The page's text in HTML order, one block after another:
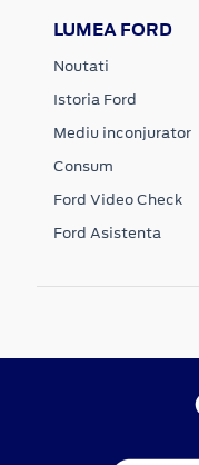
LUMEA FORD
Noutati
Istoria Ford
Mediu inconjurator
Consum
Ford Video Check
Ford Asistenta